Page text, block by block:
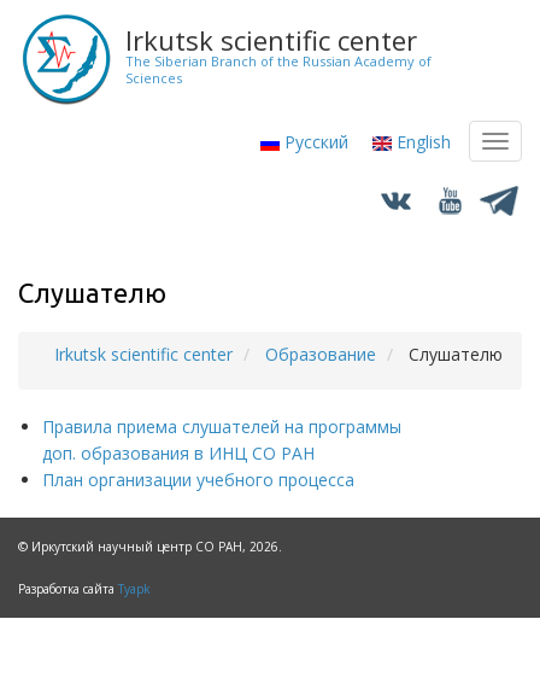
main
content
Irkutsk scientific center
The Siberian Branch of the Russian Academy of
Sciences
Русский English
Слушателю
Irkutsk scientific center Образование Слушателю
Правила приема слушателей на программы
доп. образования в ИНЦ СО РАН
План организации учебного процесса
© Иркутский научный центр СО РАН, 2026.
Разработка сайта Tyapk